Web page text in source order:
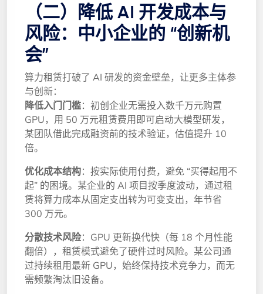
（二）降低 AI 开发成本与
风险：中小企业的 “创新机
会”
算力租赁打破了 AI 研发的资金壁垒，让更多主体参
与创新：
降低入门门槛：初创企业无需投入数千万元购置
GPU，用 50 万元租赁费用即可启动大模型研发，
某团队借此完成融资前的技术验证，估值提升 10
倍。
优化成本结构：按实际使用付费，避免 “买得起用不
起” 的困境。某企业的 AI 项目按季度波动，通过租
赁将算力成本从固定支出转为可变支出，年节省
300 万元。
分散技术风险：GPU 更新换代快（每 18 个月性能
翻倍），租赁模式避免了硬件过时风险。某公司通
过持续租用最新 GPU，始终保持技术竞争力，而无
需频繁淘汰旧设备。